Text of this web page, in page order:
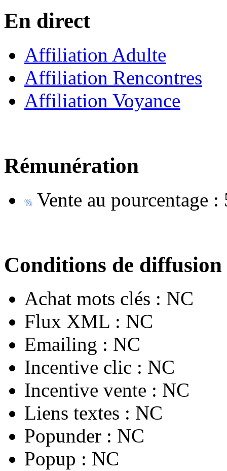
En direct
Affiliation Adulte
Affiliation Rencontres
Affiliation Voyance
Rémunération
Vente au pourcentage :
Conditions de diffusion
Achat mots clés : NC
Flux XML : NC
Emailing : NC
Incentive clic : NC
Incentive vente : NC
Liens textes : NC
Popunder : NC
Popup : NC